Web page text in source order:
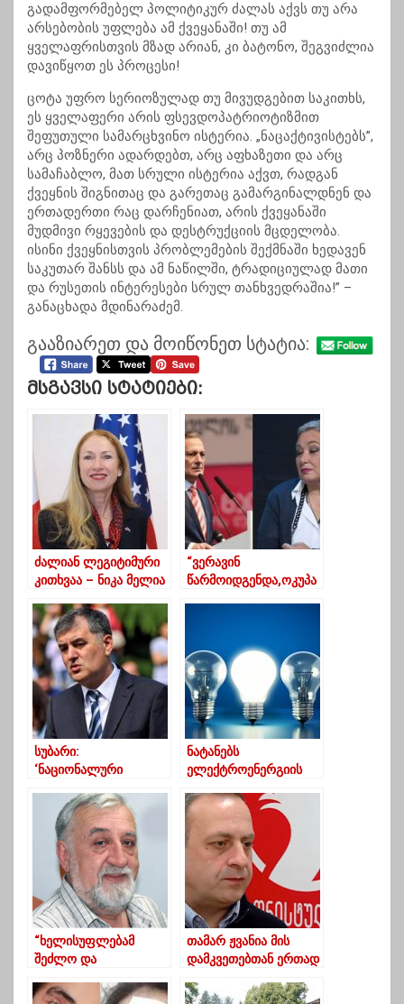
გადამფორმებელ პოლიტიკურ ძალას აქვს თუ არა
არსებობის უფლება ამ ქვეყანაში! თუ ამ
ყველაფრისთვის მზად არიან, კი ბატონო, შეგვიძლია
დავიწყოთ ეს პროცესი!
ცოტა უფრო სერიოზულად თუ მივუდგებით საკითხს,
ეს ყველაფერი არის ფსევდოპატრიოტიზმით
შეფუთული სამარცხვინო ისტერია. „ნაცაქტივისტებს”,
არც პოზნერი ადარდებთ, არც აფხაზეთი და არც
სამაჩაბლო, მათ სრული ისტერია აქვთ, რადგან
ქვეყნის შიგნითაც და გარეთაც გამარგინალდნენ და
ერთადერთი რაც დარჩენიათ, არის ქვეყანაში
მუდმივი რყევების და დესტრუქციის მცდელობა.
ისინი ქვეყნისთვის პრობლემების შექმნაში ხედავენ
საკუთარ შანსს და ამ ნაწილში, ტრადიციულად მათი
და რუსეთის ინტერესები სრულ თანხვედრაშია!” –
განაცხადა მდინარაძემ.
გააზიარეთ და მოიწონეთ სტატია:
Მსგავსი Სტატიები:
ძალიან ლეგიტიმური
კითხვაა – ნიკა მელია
მიმართავს
“ვერავინ
წარმოიდგენდა,ოკუპა
ლენინი თბილისში
შემოიყვანა”
სუბარი:
‘ნაციონალური
არის პარიზის
ღვთისმშობლის
ტაძარი”
ნატანებს
ელექტროენერგიის
აღუდგება
“ხელისუფლებამ
შეძლო და
„პულსი ძლივს
თამარ ჟვანია მის
დამკვეთებთან ერთად
შესაბამის კამერას –